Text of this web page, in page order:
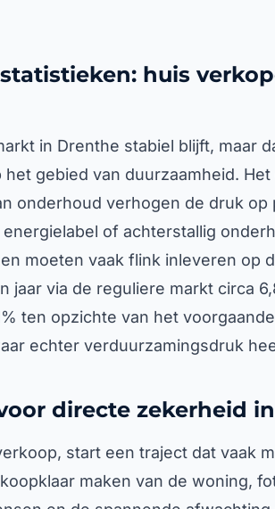
huis
in Drenthe stabiel blijft, maar
gebied van duurzaamheid. Het
onderhoud verhogen de druk op
of achterstallig
moeten vaak flink inleveren op
jaar via de reguliere markt circa
ten opzichte van het
echter verduurzamingsdruk
directe zekerheid
start een traject dat vaak
maken van de woning,